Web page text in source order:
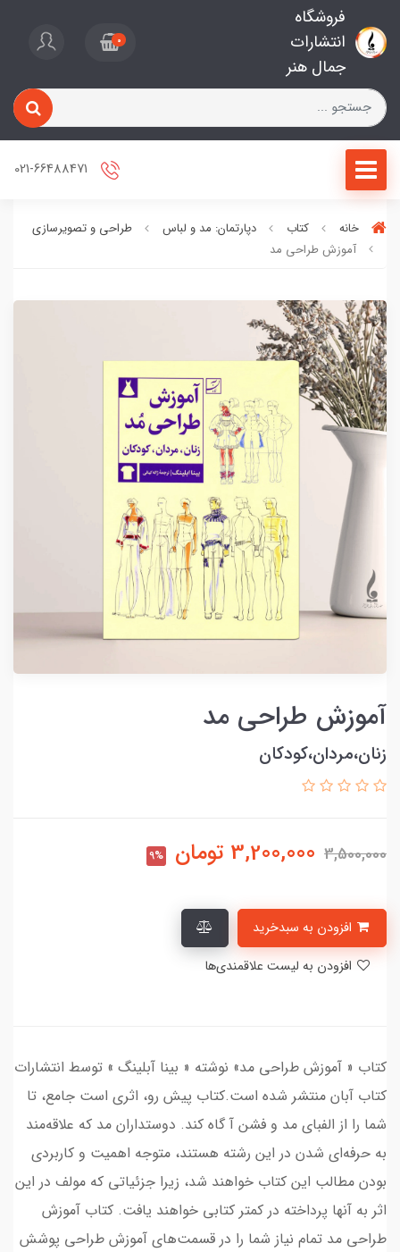
فروشگاه
انتشارات
جمال هنر
0
خانه کتاب دپارتمان: مد و لباس
طراحی و تصویرسازی
آموزش طراحی مد
آموزش طراحی مد
زنان،مردان،کودکان
3,500,000
3,200,000 تومان 9%
کتاب « آموزش طراحی مد» نوشته « بینا آبلینگ » توسط انتشارات
کتاب آبان منتشر شده است.کتاب پیش رو، اثری است جامع، تا
شما را از الفبای مد و فشن آ گاه کند. دوستداران مد که علاقه‌مند
به حرفه‌ای شدن در این رشته هستند، متوجه اهمیت و کاربردی
بودن مطالب این کتاب خواهند شد، زیرا جزئیاتی که مولف در این
اثر به آنها پرداخته در کمتر کتابی خواهند یافت. کتاب آموزش
طراحی مد تمام نیاز شما را در قسمت‌های آموزش طراحی پوشش